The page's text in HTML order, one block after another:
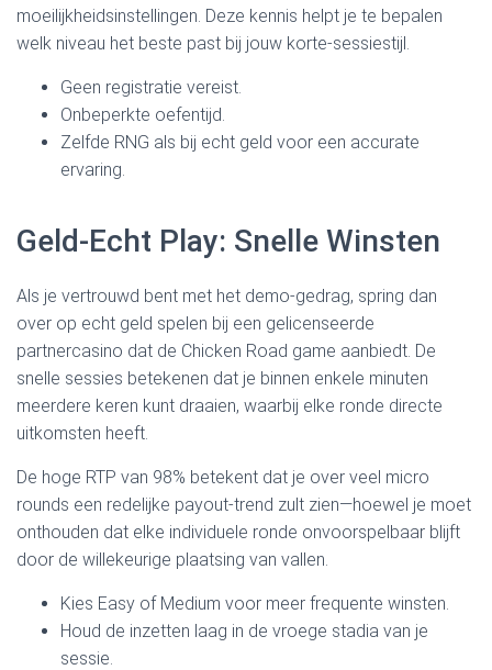
moeilijkheidsinstellingen. Deze kennis helpt je te bepalen
welk niveau het beste past bij jouw korte‑sessiestijl.
Geen registratie vereist.
Onbeperkte oefentijd.
Zelfde RNG als bij echt geld voor een accurate
ervaring.
Geld‑Echt Play: Snelle Winsten
Als je vertrouwd bent met het demo-gedrag, spring dan
over op echt geld spelen bij een gelicenseerde
partnercasino dat de Chicken Road game aanbiedt. De
snelle sessies betekenen dat je binnen enkele minuten
meerdere keren kunt draaien, waarbij elke ronde directe
uitkomsten heeft.
De hoge RTP van 98% betekent dat je over veel micro
rounds een redelijke payout-trend zult zien—hoewel je moet
onthouden dat elke individuele ronde onvoorspelbaar blijft
door de willekeurige plaatsing van vallen.
Kies Easy of Medium voor meer frequente winsten.
Houd de inzetten laag in de vroege stadia van je
sessie.